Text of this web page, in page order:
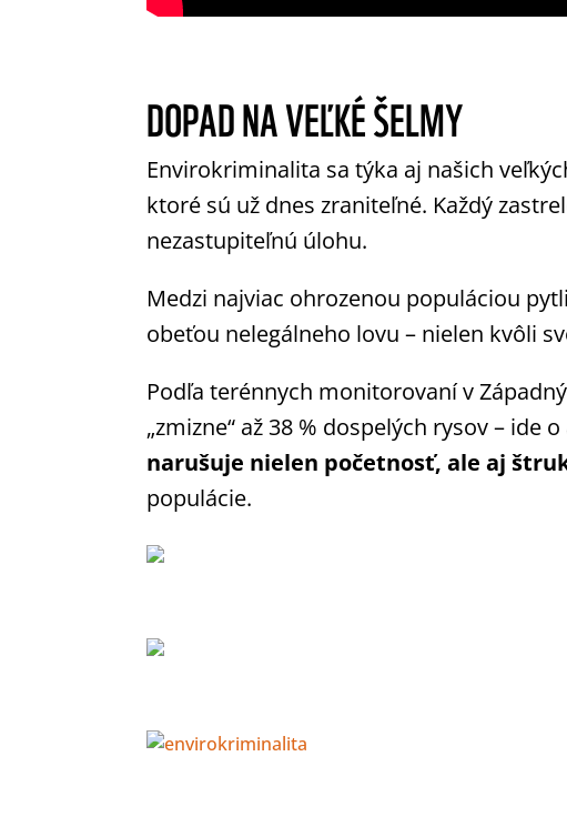
DOPAD NA VEĽKÉ ŠELMY
Envirokriminalita sa týka aj našich
ktoré sú už dnes zraniteľné. Každý
nezastupiteľnú úlohu.
Medzi najviac ohrozenou populáciou
obeťou nelegálneho lovu – nielen kvôli
Podľa terénnych monitorovaní v
„zmizne“ až 38 % dospelých rysov –
narušuje nielen početnosť, ale aj
populácie.